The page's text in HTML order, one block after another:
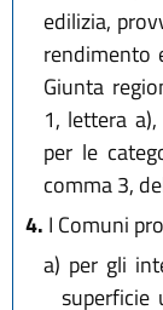
edilizia,
rendimento
Giunta
1, lettera
per le
comma 3,
4. I Comuni
a) per gli
superficie